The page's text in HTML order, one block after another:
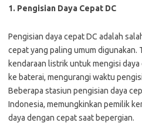
1. Pengisian Daya Cepat DC
Pengisian daya cepat DC adalah
cepat yang paling umum digunakan.
kendaraan listrik untuk mengisi
ke baterai, mengurangi waktu
Beberapa stasiun pengisian daya
Indonesia, memungkinkan pemilik
daya dengan cepat saat bepergian.